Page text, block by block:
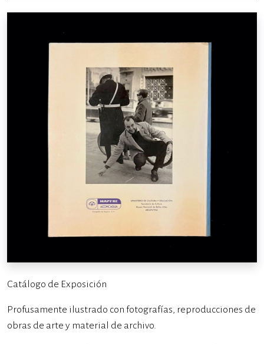
Catálogo de Exposición
Profusamente ilustrado con fotografías, reproducciones de
obras de arte y material de archivo.